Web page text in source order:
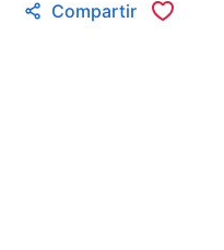
Compartir